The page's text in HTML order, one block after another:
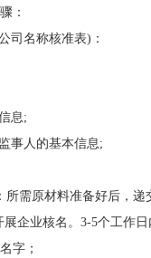
：
司名称核准表)：
息;
事人的基本信息;
所需原材料准备好后，
展企业核名。3-5个工作
字；